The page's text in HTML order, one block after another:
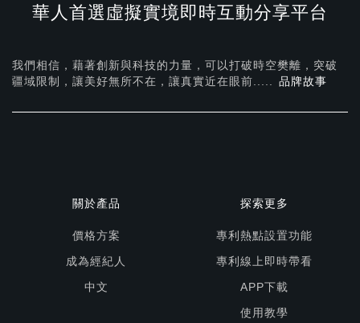
華人首選虛擬實境即時互動分享平台
我們相信，藉著創新與科技的力量，可以打破時空樊離，突破
疆域限制，讓美好無所不在， 讓真實近在眼前..... 品牌故事
關於產品
價格方案
成為經紀人
中文
探索更多
專利熱點設置功能
專利線上即時帶看
APP下載
使用教學